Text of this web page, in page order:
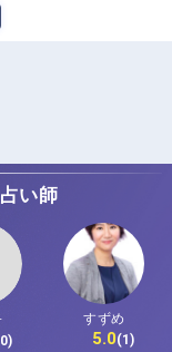
い師
すずめ
5.0(1)